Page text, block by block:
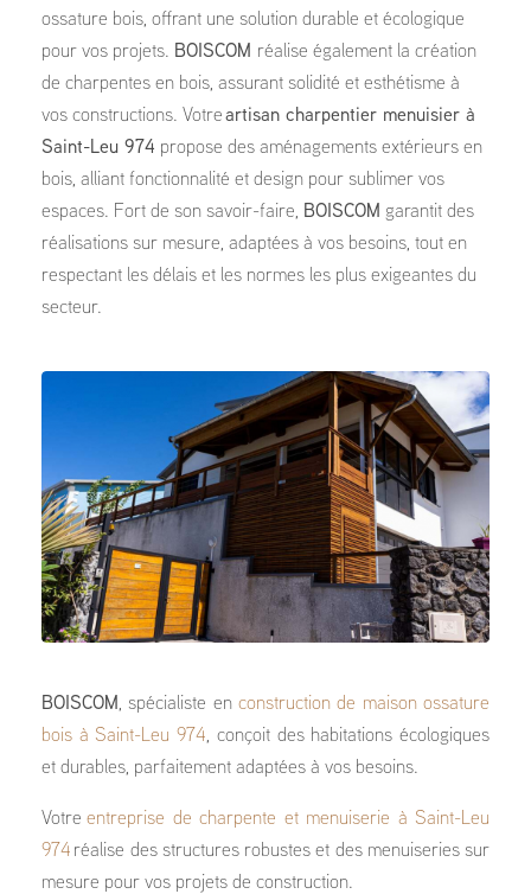
ossature bois, offrant une solution durable et écologique
pour vos projets. BOISCOM réalise également la création
de charpentes en bois, assurant solidité et esthétisme à
vos constructions. Votre artisan charpentier menuisier à
Saint-Leu 974 propose des aménagements extérieurs en
bois, alliant fonctionnalité et design pour sublimer vos
espaces. Fort de son savoir-faire, BOISCOM garantit des
réalisations sur mesure, adaptées à vos besoins, tout en
respectant les délais et les normes les plus exigeantes du
secteur.
BOISCOM , spécialiste en construction de maison ossature
bois à Saint-Leu 974, conçoit des habitations écologiques
et durables, parfaitement adaptées à vos besoins.
Votreentreprise de charpente et menuiserie à Saint-Leu
974 réalise des structures robustes et des menuiseries sur
mesure pour vos projets de construction.